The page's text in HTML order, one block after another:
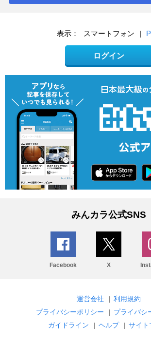
表示： スマートフォン |
ログイン
みんカラ公式SNS
Facebook X
運営会社 | 利用規約
プライバシーポリシー
| プライバシ
ガイドライン
| ヘルプ | サイト